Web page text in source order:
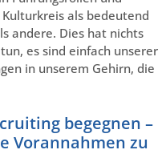
als bedeutend
andere. Dies hat nichts
es sind einfach unserer
in unserem Gehirn, die
begegnen –
Vorannahmen zu